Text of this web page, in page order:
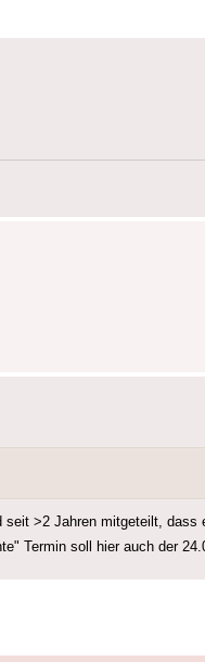
>2 Jahren mitgeteilt, dass
Termin soll hier auch der